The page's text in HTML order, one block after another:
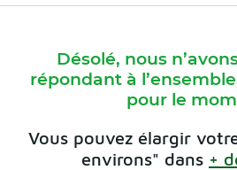
Désolé, nous
répondant à l’ensemble
pour le
Vous pouvez élargir
environs" dans +